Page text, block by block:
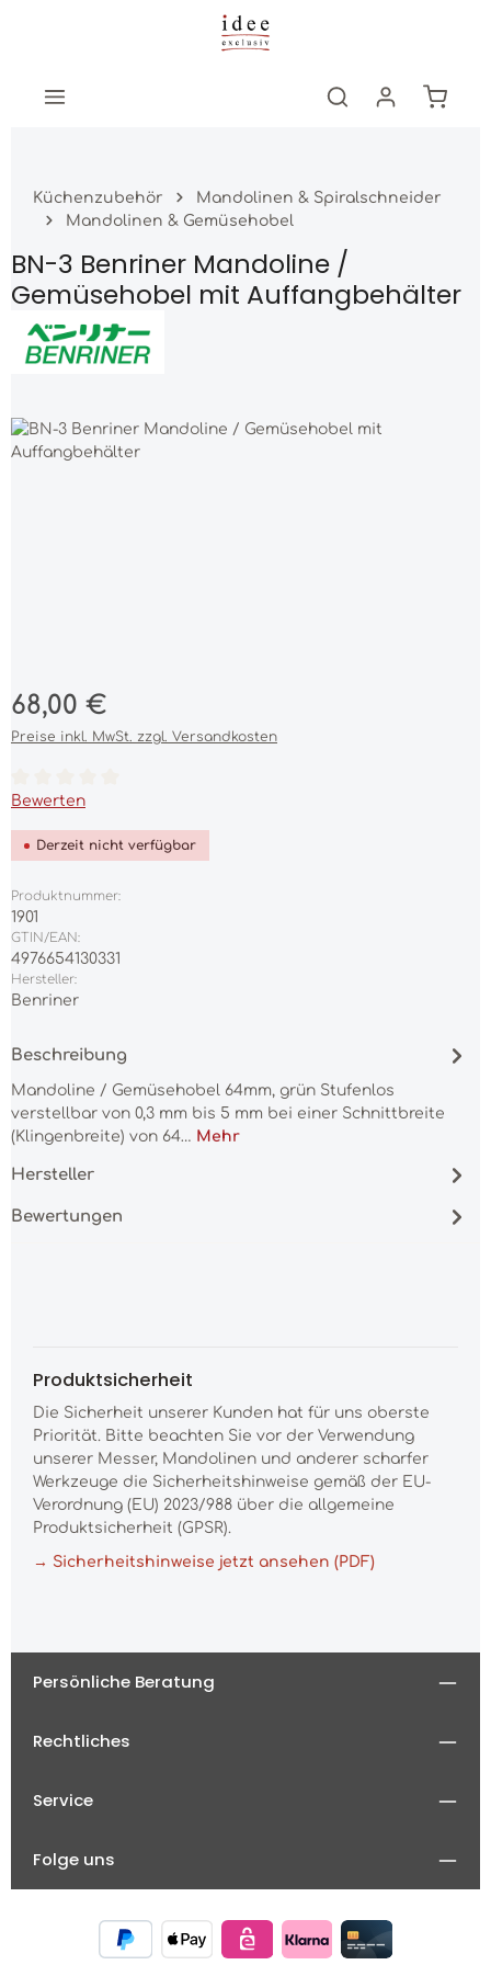
Zum Hauptinhalt springen
Küchenzubehör
Mandolinen & Spiralschneider
Mandolinen & Gemüsehobel
BN-3 Benriner Mandoline /
Gemüsehobel mit Auffangbehälter
Bildergalerie überspringen
Regulärer Preis:
68,00 €
Preise inkl. MwSt. zzgl. Versandkosten
Durchschnittliche Bewertung von 0 von 5 Sternen
Bewerten
Derzeit nicht verfügbar
Produktnummer:
1901
GTIN/EAN:
4976654130331
Hersteller:
Benriner
Beschreibung
Mandoline / Gemüsehobel 64mm, grün Stufenlos
verstellbar von 0,3 mm bis 5 mm bei einer Schnittbreite
(Klingenbreite) von 64… Mehr
Hersteller
Bewertungen
Produktsicherheit
Die Sicherheit unserer Kunden hat für uns oberste
Priorität. Bitte beachten Sie vor der Verwendung
unserer Messer, Mandolinen und anderer scharfer
Werkzeuge die Sicherheitshinweise gemäß der EU-
Verordnung (EU) 2023/988 über die allgemeine
Produktsicherheit (GPSR).
→ Sicherheitshinweise jetzt ansehen (PDF)
Persönliche Beratung
Rechtliches
Service
Folge uns